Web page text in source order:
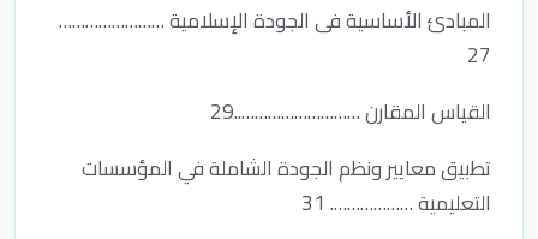
المبادئ الأساسية فى الجودة الإسلامية ……………………
27
القياس المقارن ………………………..29
تطبيق معايير ونظم الجودة الشاملة في المؤسسات
التعليمية ………………. 31